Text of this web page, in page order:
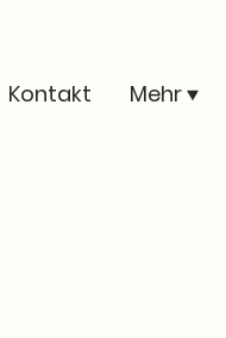
Kontakt Mehr